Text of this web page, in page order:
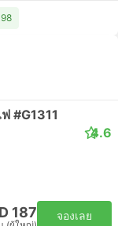
#G1311
4.6
187 จองเลย